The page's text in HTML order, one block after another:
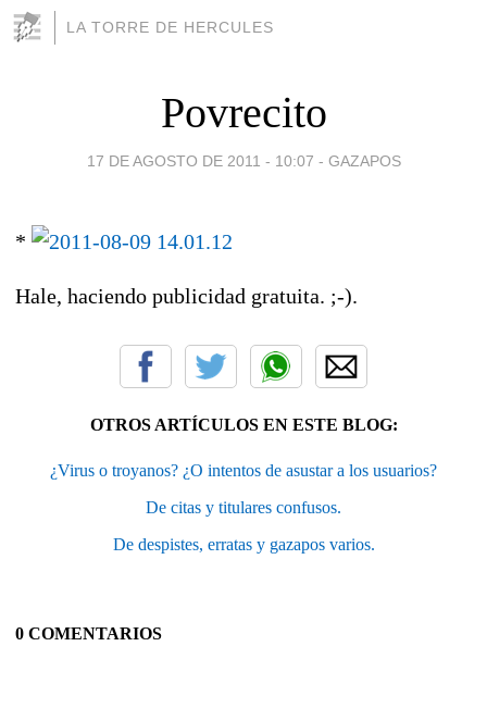
LA TORRE DE HERCULES
Povrecito
17 DE AGOSTO DE 2011 - 10:07 - GAZAPOS
*
Hale, haciendo publicidad gratuita. ;-).
OTROS ARTÍCULOS EN ESTE BLOG:
¿Virus o troyanos? ¿O intentos de asustar a los usuarios?
De citas y titulares confusos.
De despistes, erratas y gazapos varios.
0 COMENTARIOS